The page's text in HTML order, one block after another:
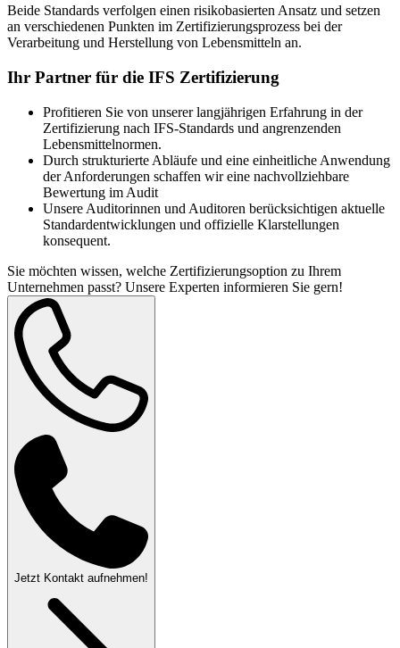
Beide Standards verfolgen einen risikobasierten Ansatz und setzen
an verschiedenen Punkten im Zertifizierungsprozess bei der
Verarbeitung und Herstellung von Lebensmitteln an.
Ihr Partner für die IFS Zertifizierung
Profitieren Sie von unserer langjährigen Erfahrung in der
Zertifizierung nach IFS-Standards und angrenzenden
Lebensmittelnormen.
Durch strukturierte Abläufe und eine einheitliche Anwendung
der Anforderungen schaffen wir eine nachvollziehbare
Bewertung im Audit
Unsere Auditorinnen und Auditoren berücksichtigen aktuelle
Standardentwicklungen und offizielle Klarstellungen
konsequent.
Sie möchten wissen, welche Zertifizierungsoption zu Ihrem
Unternehmen passt? Unsere Experten informieren Sie gern!
Jetzt Kontakt aufnehmen!